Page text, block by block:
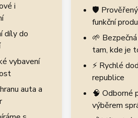
i
díly do
vybavení
auta a
🛡️
funkční
🌱
tam, kde je
⚡ Rychlé
republice
🧠 Odborné
výběrem